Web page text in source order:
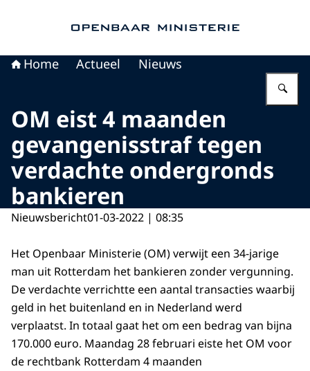
Home Actueel Nieuws
OM eist 4 maanden
gevangenisstraf tegen
verdachte ondergronds
bankieren
Nieuwsbericht01-03-2022 | 08:35
Het Openbaar Ministerie (OM) verwijt een 34-jarige
man uit Rotterdam het bankieren zonder vergunning.
De verdachte verrichtte een aantal transacties waarbij
geld in het buitenland en in Nederland werd
verplaatst. In totaal gaat het om een bedrag van bijna
170.000 euro. Maandag 28 februari eiste het OM voor
de rechtbank Rotterdam 4 maanden